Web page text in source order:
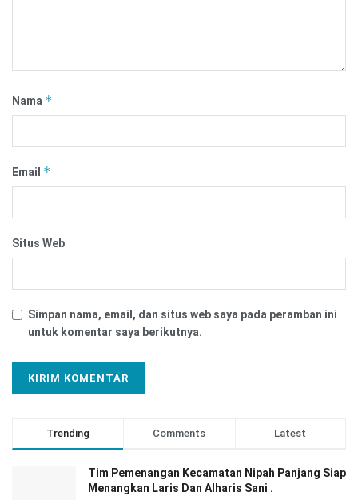
Nama *
Email *
Situs Web
Simpan nama, email, dan situs web saya pada peramban ini
untuk komentar saya berikutnya.
Trending Comments Latest
Tim Pemenangan Kecamatan Nipah Panjang Siap
Menangkan Laris Dan Alharis Sani .